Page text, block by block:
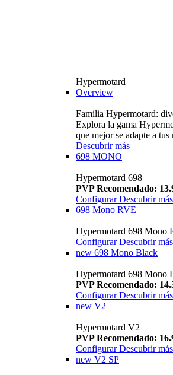
Hypermotard
Overview
Familia Hypermotard:
Explora la gama
que mejor se adapte a tus
Descubrir más
698 MONO
Hypermotard 698
PVP Recomendado:
ConfigurarDescubrir más
698 Mono RVE
Hypermotard 698 Mono
Configurar Descubrir más
new 698 Mono Black
Hypermotard 698 Mono
PVP Recomendado:
Configurar Descubrir más
new V2
Hypermotard V2
PVP Recomendado:
Configurar Descubrir más
new V2 SP